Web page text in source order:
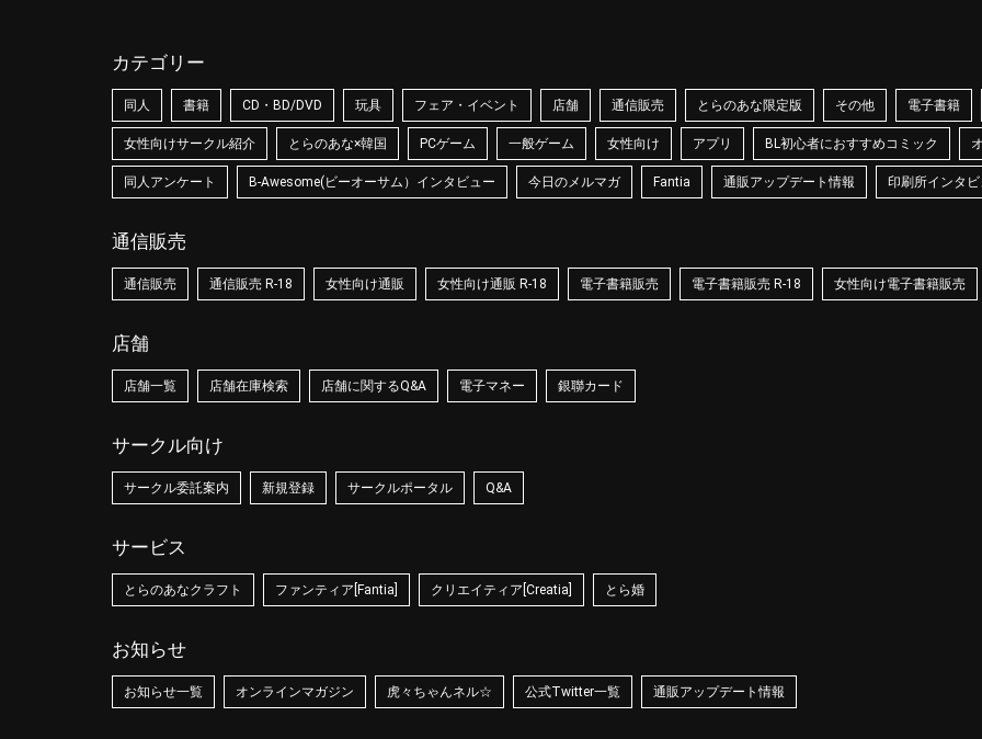
カテゴリー
同人 書籍 CD・BD/DVD 玩具 フェア・イベント 店舗 通信販売 とらのあな限定版 その他 電子書籍
女性向けサークル紹介 とらのあな×韓国 PCゲーム 一般ゲーム 女性向け アプリ BL初心者におすすめコミック
同人アンケート B-Awesome(ビーオーサム）インタビュー 今日のメルマガ Fantia 通販アップデート情報 印刷所インタ
通信販売
通信販売 通信販売 R-18 女性向け通販 女性向け通販 R-18 電子書籍販売 電子書籍販売 R-18 女性向け電子書籍販売
店舗
店舗一覧 店舗在庫検索 店舗に関するQ&A 電子マネー 銀聯カード
サークル向け
サークル委託案内 新規登録 サークルポータル Q&A
サービス
とらのあなクラフト ファンティア[Fantia] クリエイティア[Creatia] とら婚
お知らせ
お知らせ一覧 オンラインマガジン 虎々ちゃんネル☆ 公式Twitter一覧 通販アップデート情報